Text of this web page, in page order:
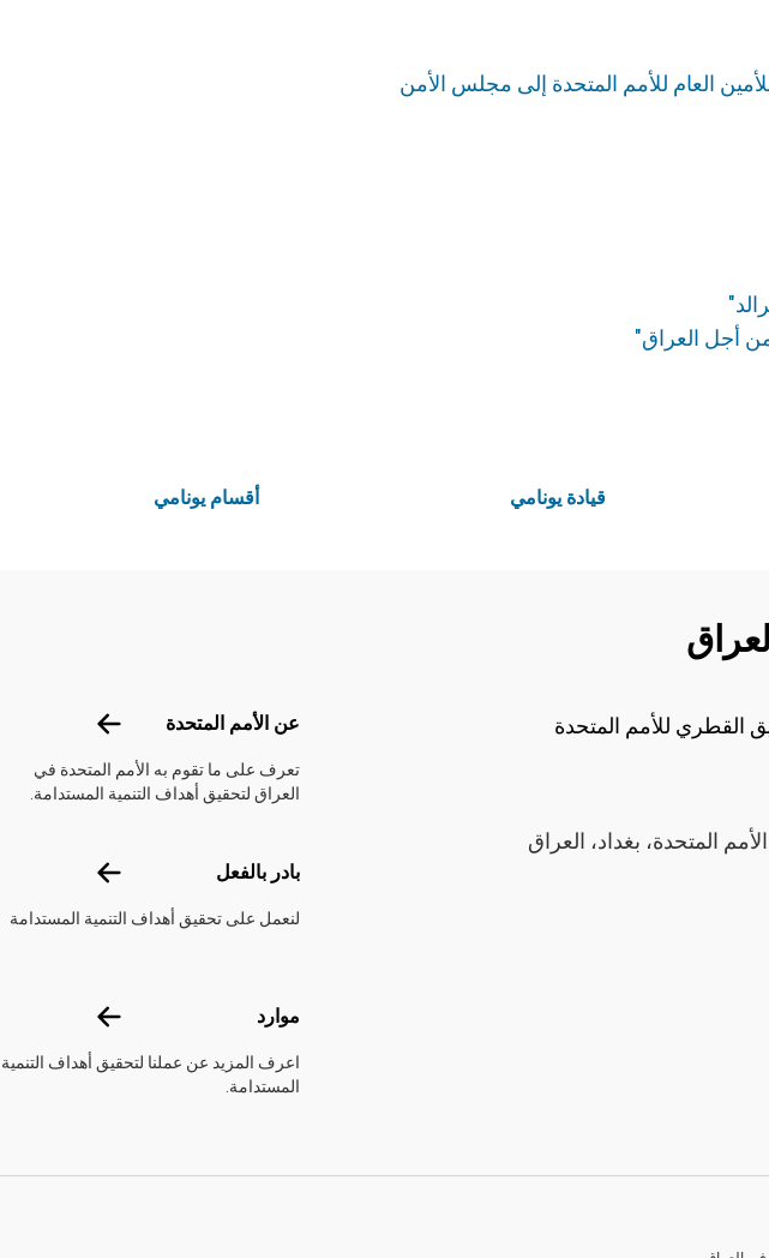
العام للأمم المتحدة إلى مجلس الأمن
أجل العراق"
قيادة يونامي أقسام يونامي
القطري للأمم المتحدة
المتحدة، بغداد، العراق
عن الأمم المتحدة عن الأمم المتحدة
تعرف على ما تقوم به الأمم المتحدة في
العراق لتحقيق أهداف التنمية المستدامة.
بادر بالفعل بادر بالفعل
لنعمل على تحقيق أهداف التنمية المستدامة
موارد موارد
اعرف المزيد عن عملنا لتحقيق أهداف التنمية
المستدامة.